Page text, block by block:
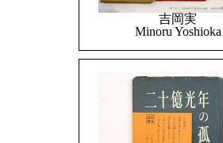
吉岡実
Minoru Yoshioka